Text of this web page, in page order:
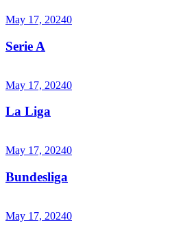
May 17, 20240
Serie A
May 17, 20240
La Liga
May 17, 20240
Bundesliga
May 17, 20240